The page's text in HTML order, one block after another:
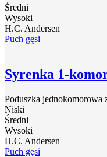
Średni
Wysoki
H.C. Andersen
Puch gęsi
Syrenka 1-
Poduszka jednokomorowa
Niski
Średni
Wysoki
H.C. Andersen
Puch gęsi